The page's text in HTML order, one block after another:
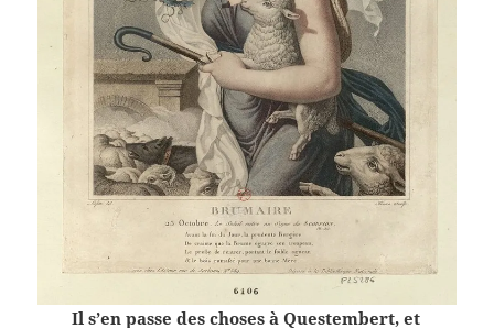
Il s’en passe des choses à Questembert, et